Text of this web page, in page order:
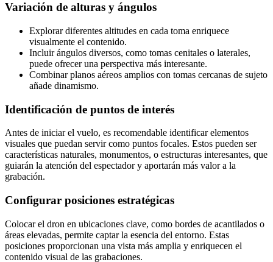
Variación de alturas y ángulos
Explorar diferentes altitudes en cada toma enriquece
visualmente el contenido.
Incluir ángulos diversos, como tomas cenitales o laterales,
puede ofrecer una perspectiva más interesante.
Combinar planos aéreos amplios con tomas cercanas de sujeto
añade dinamismo.
Identificación de puntos de interés
Antes de iniciar el vuelo, es recomendable identificar elementos
visuales que puedan servir como puntos focales. Estos pueden ser
características naturales, monumentos, o estructuras interesantes, que
guiarán la atención del espectador y aportarán más valor a la
grabación.
Configurar posiciones estratégicas
Colocar el dron en ubicaciones clave, como bordes de acantilados o
áreas elevadas, permite captar la esencia del entorno. Estas
posiciones proporcionan una vista más amplia y enriquecen el
contenido visual de las grabaciones.